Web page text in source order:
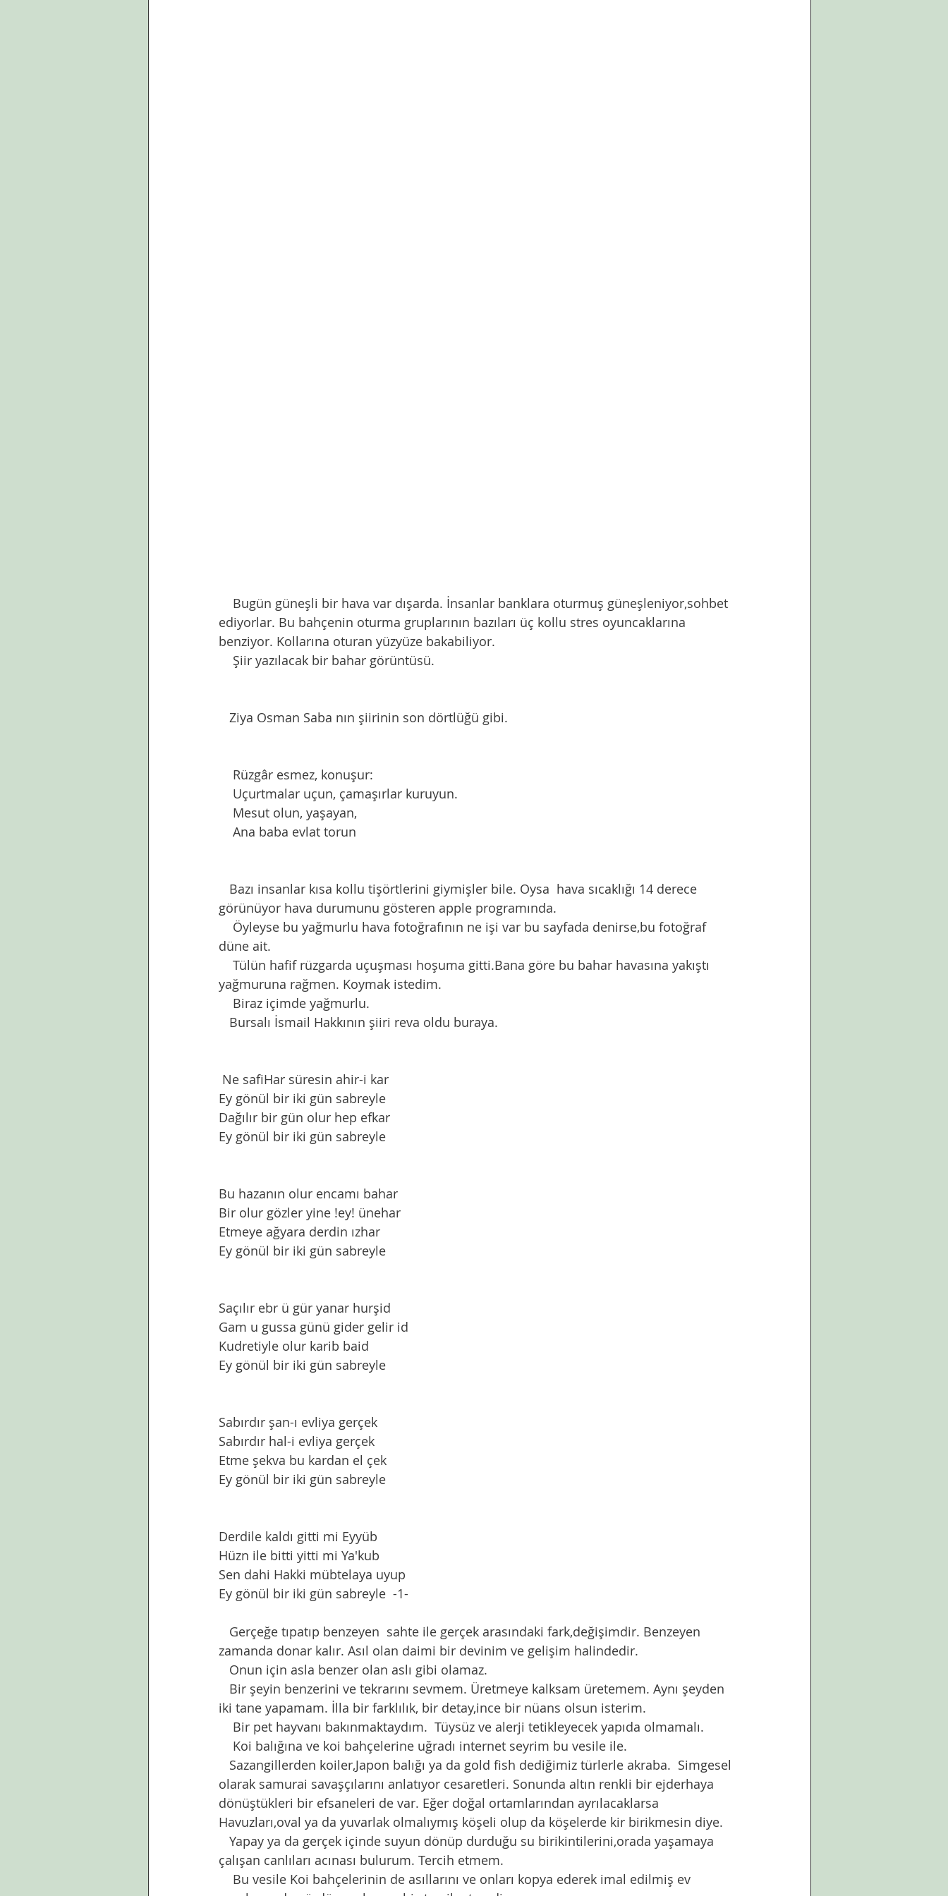
ediyorlar. Bu bahçenin oturma gruplarının bazıları üç kollu stres oyuncaklarına
benziyor. Kollarına oturan yüzyüze bakabiliyor.
    Şiir yazılacak bir bahar görüntüsü.
   Ziya Osman Saba nın şiirinin son dörtlüğü gibi.
    Rüzgâr esmez, konuşur:
    Uçurtmalar uçun, çamaşırlar kuruyun.
    Mesut olun, yaşayan,
    Ana baba evlat torun
görünüyor hava durumunu gösteren apple programında.
düne ait.
yağmuruna rağmen. Koymak istedim.
    Biraz içimde yağmurlu.
   Bursalı İsmail Hakkının şiiri reva oldu buraya.
Ne safiHar süresin ahir-i kar
Ey gönül bir iki gün sabreyle
Dağılır bir gün olur hep efkar
Ey gönül bir iki gün sabreyle
Bu hazanın olur encamı bahar
Bir olur gözler yine !ey! ünehar
Etmeye ağyara derdin ızhar
Ey gönül bir iki gün sabreyle
Saçılır ebr ü gür yanar hurşid
Gam u gussa günü gider gelir id
Kudretiyle olur karib baid
Ey gönül bir iki gün sabreyle
Sabırdır şan-ı evliya gerçek
Sabırdır hal-i evliya gerçek
Etme şekva bu kardan el çek
Ey gönül bir iki gün sabreyle
Derdile kaldı gitti mi Eyyüb
Hüzn ile bitti yitti mi Ya'kub
Sen dahi Hakki mübtelaya uyup
Ey gönül bir iki gün sabreyle  -1-
zamanda donar kalır. Asıl olan daimi bir devinim ve gelişim halindedir.
   Onun için asla benzer olan aslı gibi olamaz.
iki tane yapamam. İlla bir farklılık, bir detay,ince bir nüans olsun isterim.
    Bir pet hayvanı bakınmaktaydım.  Tüysüz ve alerji tetikleyecek yapıda olmamalı.
    Koi balığına ve koi bahçelerine uğradı internet seyrim bu vesile ile.
olarak samurai savaşçılarını anlatıyor cesaretleri. Sonunda altın renkli bir ejderhaya
dönüştükleri bir efsaneleri de var. Eğer doğal ortamlarından ayrılacaklarsa
Havuzları,oval ya da yuvarlak olmalıymış köşeli olup da köşelerde kir birikmesin diye.
çalışan canlıları acınası bulurum. Tercih etmem.